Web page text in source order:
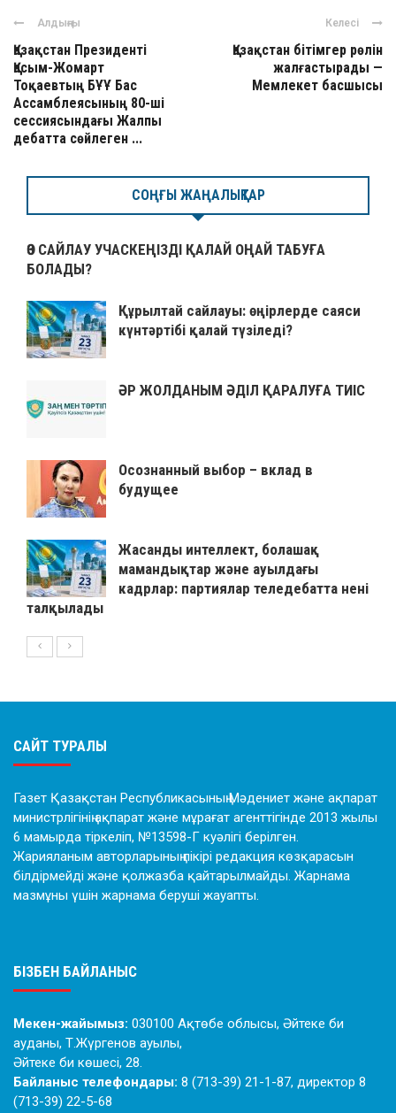
Алдыңғы
Қазақстан Президенті
Қасым-Жомарт
Тоқаевтың БҰҰ Бас
Ассамблеясының 80-ші
сессиясындағы Жалпы
дебатта сөйлеген ...
Келесі
Қазақстан бітімгер рөлін
жалғастырады —
Мемлекет басшысы
СОҢҒЫ ЖАҢАЛЫҚТАР
ӨЗ САЙЛАУ УЧАСКЕҢІЗДІ ҚАЛАЙ ОҢАЙ ТАБУҒА
БОЛАДЫ?
Құрылтай сайлауы: өңірлерде саяси
күнтәртібі қалай түзіледі?
ӘР ЖОЛДАНЫМ ӘДІЛ ҚАРАЛУҒА ТИІС
Осознанный выбор – вклад в
будущее
Жасанды интеллект, болашақ
мамандықтар және ауылдағы
кадрлар: партиялар теледебатта нені
талқылады
САЙТ ТУРАЛЫ
Газет Қазақстан Республикасының Мәдениет және ақпарат
министрлігінің ақпарат және мұрағат агенттігінде 2013 жылы
6 мамырда тіркеліп, №13598-Г куәлігі берілген.
Жарияланым авторларының пікірі редакция көзқарасын
білдірмейді және қолжазба қайтарылмайды. Жарнама
мазмұны үшін жарнама беруші жауапты.
БІЗБЕН БАЙЛАНЫС
Мекен-жайымыз: 030100 Ақтөбе облысы, Әйтеке би
ауданы, Т.Жүргенов ауылы,
Әйтеке би көшесі, 28.
Байланыс телефондары: 8 (713-39) 21-1-87, директор 8
(713-39) 22-5-68